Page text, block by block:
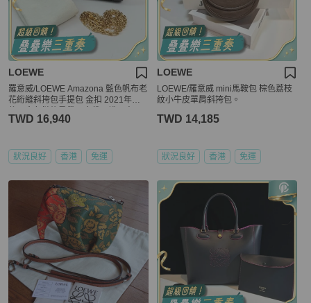
LOEWE
羅意威/LOEWE Amazona 藍色帆布老
花絎縫斜挎包手提包 金扣 2021年附
TWD 16,940
狀況良好 香港 免運
LOEWE
LOEWE/羅意威 mini馬鞍包 棕色荔枝
紋小牛皮單肩斜挎包。
TWD 14,185
狀況良好 香港 免運